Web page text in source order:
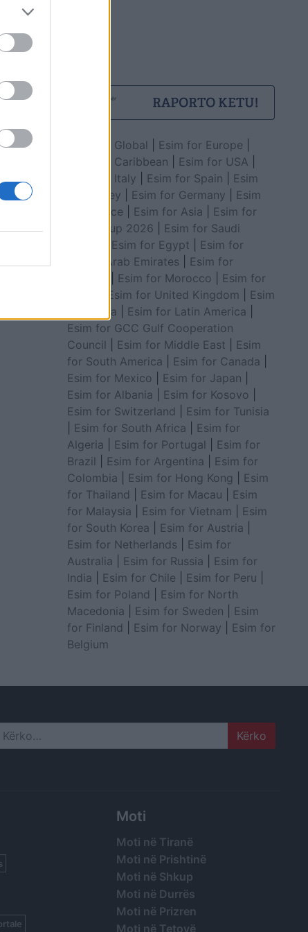
Esim for Global Esim for Europe
Esim for Caribbean
Esim for USA
Esim for Italy
Esim for Spain
Esim
for Turkey
Esim for Germany
Esim
for Greece
Esim for Asia
Esim for
World Cup 2026
Esim for Saudi
Esim for Egypt
Esim for
United Arab Emirates
Esim for
Esim for Morocco
Esim for
Esim for United Kingdom
Esim
for Africa
Esim for Latin America
Esim for GCC Gulf Cooperation
Council
Esim for Middle East
Esim
for South America
Esim for Canada
Esim for Mexico
Esim for Japan
Esim for Albania
Esim for Kosovo
Esim for Switzerland
Esim for Tunisia
Esim for South Africa
Esim for
Algeria
Esim for Portugal
Esim for
Brazil
Esim for Argentina
Esim for
Colombia
Esim for Hong Kong
Esim
for Thailand
Esim for Macau
Esim
for Malaysia
Esim for Vietnam
Esim
for South Korea
Esim for Austria
Esim for Netherlands
Esim for
Australia
Esim for Russia
Esim for
India
Esim for Chile Esim for Peru
Esim for Poland
Esim for North
Macedonia
Esim for Sweden
Esim
for Finland
Esim for Norway
Esim for
Belgium
Moti
Moti në Tiranë
Moti në Prishtinë
Moti në Shkup
Moti në Durrës
Moti në Prizren
Moti në Tetovë